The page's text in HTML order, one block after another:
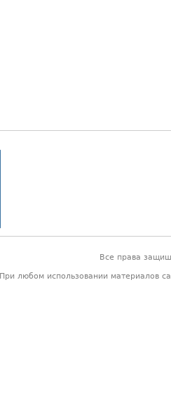
Все права
При любом использовании материалов